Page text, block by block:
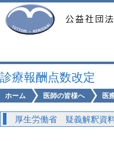
診療報酬点数改定
ホーム 医師の皆様へ 医
厚生労働省 疑義解釈資